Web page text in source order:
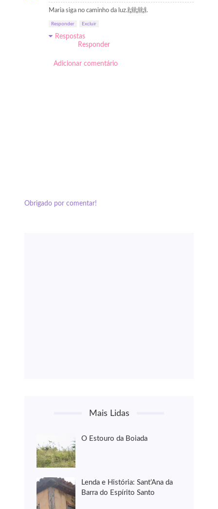
Maria siga no caminho da luz.🙌🙌🙌.
Responder Excluir
Respostas
Responder
Adicionar comentário
Obrigado por comentar!
Mais Lidas
O Estouro da Boiada
Lenda e História: Sant’Ana da
Barra do Espírito Santo